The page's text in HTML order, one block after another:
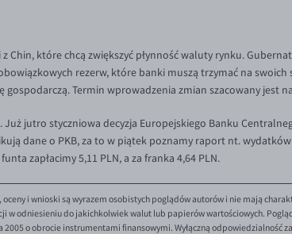
Chin, które chcą zwiększyć płynność waluty rynku.
rezerw, które banki muszą trzymać na
Termin wprowadzenia zmian szacowany jest
jutro styczniowa decyzja Europejskiego Banku
dane o PKB, za to w piątek poznamy raport nt.
zapłacimy 5,11 PLN, a za franka 4,64 PLN.
i wnioski są wyrazem osobistych poglądów autorów i nie mają
w odniesieniu do jakichkolwiek walut lub papierów wartościowych.
o obrocie instrumentami finansowymi. Wyłączną odpowiedzialność